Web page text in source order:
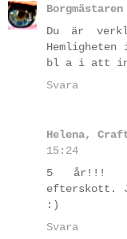
Borgmästaren
Du är
bl a i att
Svara
Helena,
15:24
5 år!!!
efterskott.
:)
Svara